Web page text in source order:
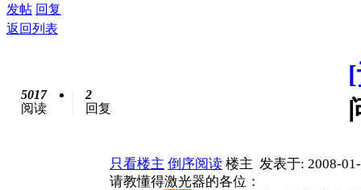
发帖 回复
返回列表
5017
阅读
2
回复
只看楼主 倒序阅读 楼主 发表于: 2008-
请教懂得激光器的各位：